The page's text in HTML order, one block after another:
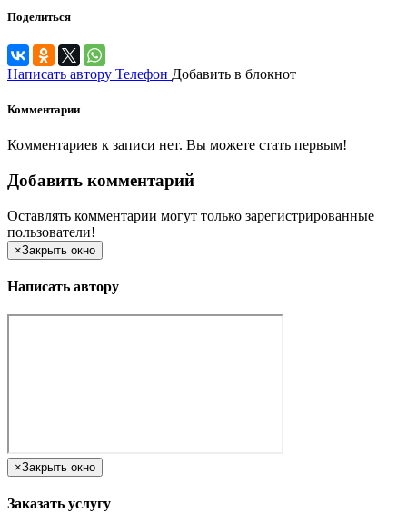
Поделиться
Написать автору Телефон Добавить в блокнот
Комментарии
Комментариев к записи нет. Вы можете стать первым!
Добавить комментарий
Оставлять комментарии могут только зарегистрированные
пользователи!
×Закрыть окно
Написать автору
×Закрыть окно
Заказать услугу